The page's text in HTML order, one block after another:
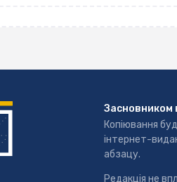
Засновником
Копіювання
інтернет-
абзацу.
Редакція не